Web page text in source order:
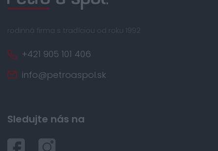
rodinná firma s tradíciou od roku 1992
+421 905 101 406
info@petroaspol.sk
Sledujte nás na